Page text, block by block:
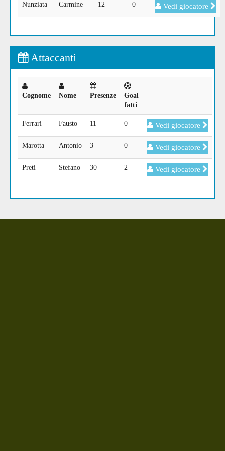
Nunziata Carmine 12 0 Vedi giocatore
Attaccanti
Cognome Nome Presenze
Goal
fatti
Ferrari Fausto 11 0 Vedi giocatore
Marotta Antonio 3 0 Vedi giocatore
Preti Stefano 30 2 Vedi giocatore